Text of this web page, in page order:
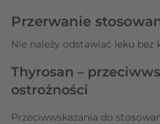
Przerwanie
Nie należy odstawiać leku bez
Thyrosan –
ostrożności
Przeciwwskazania do